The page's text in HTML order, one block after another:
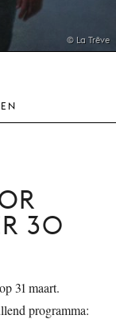
© La Trêve
30
31 maart.
programma: